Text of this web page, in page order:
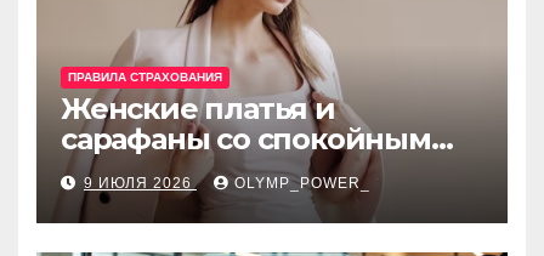
ПРАВИЛА СТРАХОВАНИЯ
Женские платья и
сарафаны со спокойным
силуэтом, комфортной
посадкой и размерами 42–
48
9 ИЮЛЯ 2026 OLYMP_POWER_